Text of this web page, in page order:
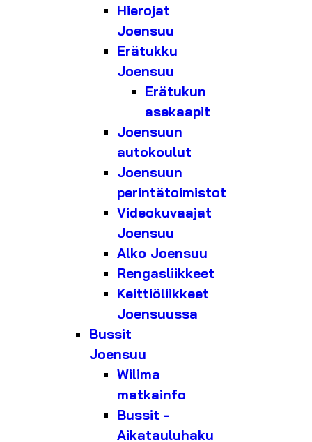
Hierojat
Joensuu
Erätukku
Joensuu
Erätukun
asekaapit
Joensuun
autokoulut
Joensuun
perintätoimistot
Videokuvaajat
Joensuu
Alko Joensuu
Rengasliikkeet
Keittiöliikkeet
Joensuussa
Bussit
Joensuu
Wilima
matkainfo
Bussit -
Aikatauluhaku